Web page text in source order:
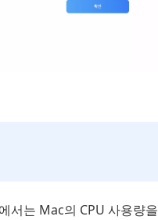
서는 Mac의 CPU 사용량